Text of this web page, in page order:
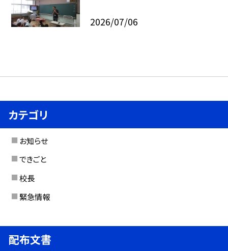
2026/07/06
カテゴリ
お知らせ
できごと
校長
緊急情報
配布文書